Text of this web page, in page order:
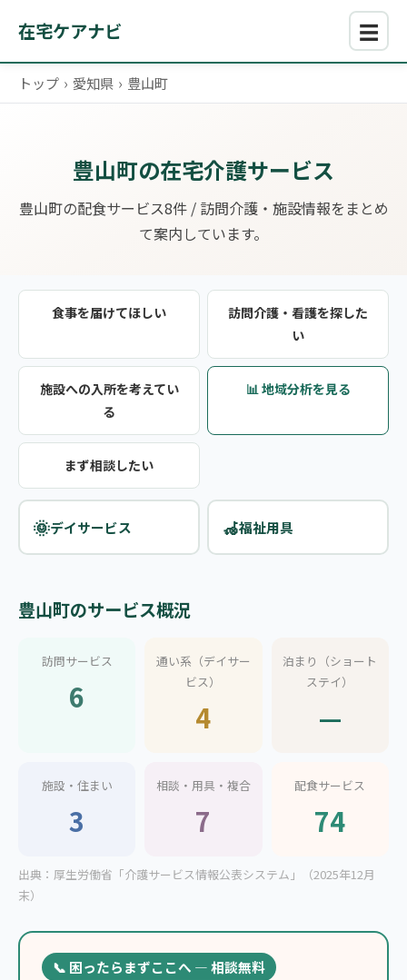
在宅ケアナビ ☰
トップ › 愛知県 › 豊山町
豊山町の在宅介護サービス
豊山町の配食サービス8件 / 訪問介護・施設情報をまとめ
て案内しています。
食事を届けてほしい
訪問介護・看護を探した
い
施設への入所を考えてい
る
📊 地域分析を見る
まず相談したい
🌞デイサービス 🦽福祉用具
豊山町のサービス概況
訪問サービス
6
通い系（デイサー
ビス）
4
泊まり（ショート
ステイ）
—
施設・住まい
3
相談・用具・複合
7
配食サービス
74
出典：厚生労働省「介護サービス情報公表システム」（2025年12月
末）
📞 困ったらまずここへ — 相談無料